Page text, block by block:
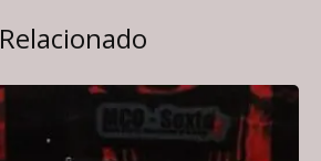
Relacionado